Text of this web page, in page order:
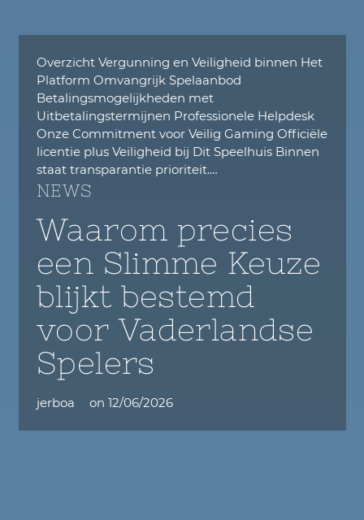
Overzicht Vergunning en Veiligheid binnen Het
Platform Omvangrijk Spelaanbod
Betalingsmogelijkheden met
Uitbetalingstermijnen Professionele Helpdesk
Onze Commitment voor Veilig Gaming Officiële
licentie plus Veiligheid bij Dit Speelhuis Binnen
staat transparantie prioriteit.…
NEWS
Waarom precies
een Slimme Keuze
blijkt bestemd
voor Vaderlandse
Spelers
jerboa on 12/06/2026